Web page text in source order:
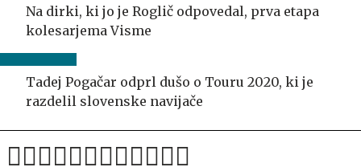
Na dirki, ki jo je Roglič odpovedal, prva etapa
kolesarjema Visme
Tadej Pogačar odprl dušo o Touru 2020, ki je
razdelil slovenske navijače